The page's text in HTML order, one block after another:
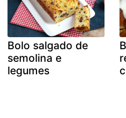
Bolo salgado de
semolina e
legumes